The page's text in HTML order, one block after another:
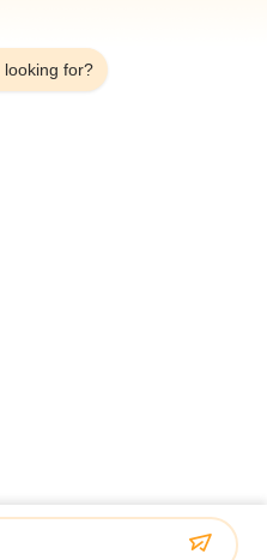
น
ราคา
looking for?